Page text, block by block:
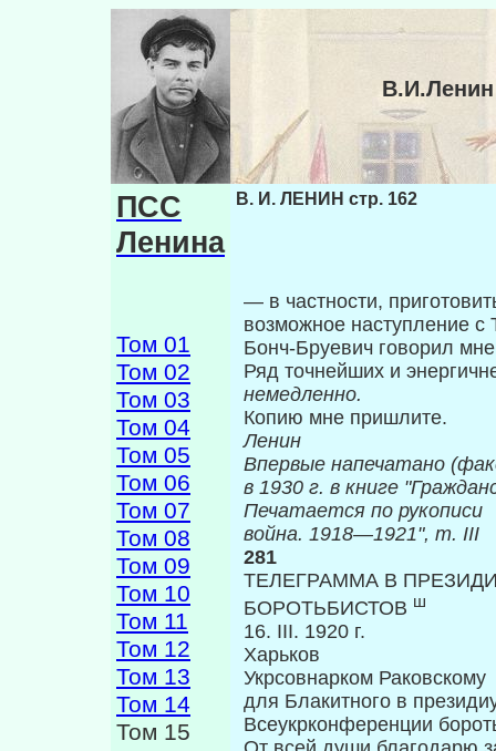
ПСС
Ленина
Том 01
Том 02
Том 03
Том 04
Том 05
Том 06
Том 07
Том 08
Том 09
Том 10
Том 11
Том 12
Том 13
Том 14
Том 15
В. И. ЛЕНИН стр. 162
— в частности,
возможное наступление
Бонч-Бруевич говорил мне
Ряд точнейших и
немедлен­но.
Копию мне пришлите.
Ленин
Впервые напечатано
в 1930 г. в
Печатается по рукописи
война. 1918—1921", т. III
281
ТЕЛЕГРАММА В
БОРОТЬБИСТОВ ш
16. III. 1920 г.
Харьков
Укрсовнарком Раковскому
для Блакитного в
Всеукрконференции